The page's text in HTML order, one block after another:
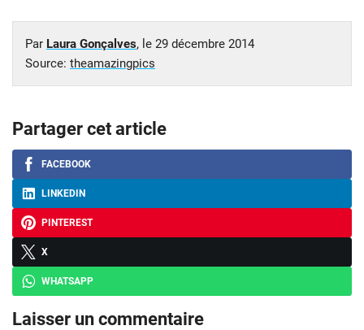
Par Laura Gonçalves, le 29 décembre 2014
Source: theamazingpics
Partager cet article
FACEBOOK
LINKEDIN
PINTEREST
X
WHATSAPP
Laisser un commentaire